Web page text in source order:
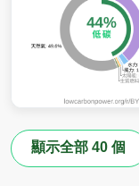
顯示全部 40 個